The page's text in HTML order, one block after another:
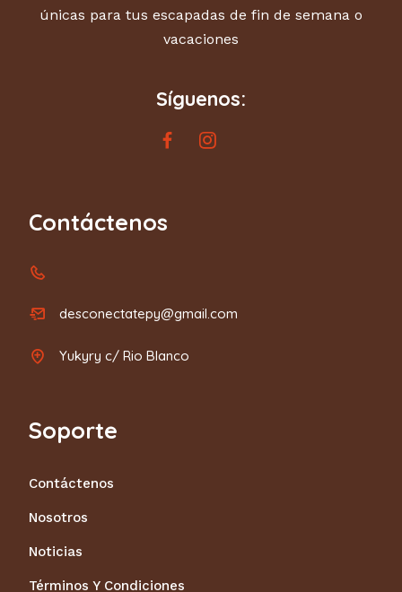
únicas para tus escapadas de fin de semana o
vacaciones
Síguenos:
Contáctenos
desconectatepy@gmail.com
Yukyry c/ Rio Blanco
Soporte
Contáctenos
Nosotros
Noticias
Términos Y Condiciones